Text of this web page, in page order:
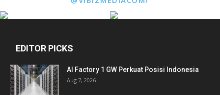
EDITOR PICKS
AI Factory 1 GW Perkuat Posisi Indonesia
Aug 7, 2026